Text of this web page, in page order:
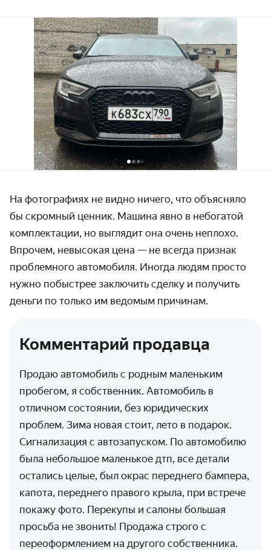
На фотографиях не видно ничего, что объясняло
бы скромный ценник. Машина явно в небогатой
комплектации, но выглядит она очень неплохо.
Впрочем, невысокая цена — не всегда признак
проблемного автомобиля. Иногда людям просто
нужно побыстрее заключить сделку и получить
деньги по только им ведомым причинам.
Комментарий продавца
Продаю автомобиль с родным маленьким
пробегом, я собственник. Автомобиль в
отличном состоянии, без юридических
проблем. Зима новая стоит, лето в подарок.
Сигнализация с автозапуском. По автомобилю
была небольшое маленькое дтп, все детали
остались целые, был окрас переднего бампера,
капота, переднего правого крыла, при встрече
покажу фото. Перекупы и салоны большая
просьба не звонить! Продажа строго с
переоформлением на другого собственника.